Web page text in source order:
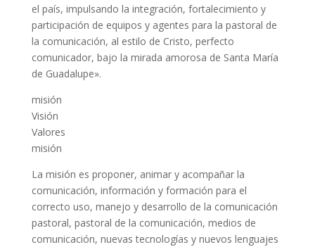
el país, impulsando la integración, fortalecimiento y
participación de equipos y agentes para la pastoral de
la comunicación, al estilo de Cristo, perfecto
comunicador, bajo la mirada amorosa de Santa María
de Guadalupe».
misión
Visión
Valores
misión
La misión es proponer, animar y acompañar la
comunicación, información y formación para el
correcto uso, manejo y desarrollo de la comunicación
pastoral, pastoral de la comunicación, medios de
comunicación, nuevas tecnologías y nuevos lenguajes